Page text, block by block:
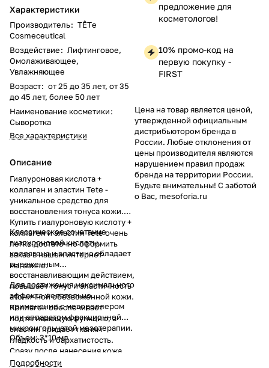
Характеристики
Производитель: TÊTе
Cosmeceutical
Воздействие: Лифтинговое,
Омолаживающее,
Увлажняющее
Возраст: от 25 до 35 лет, от 35
до 45 лет, более 50 лет
Наименование косметики:
Сыворотка
Все характеристики
Описание
Гиалуроновая кислота +
коллаген и эластин Tete -
уникальное средство для
восстановления тонуса кожи.
Купить гиалуроновую кислоту +
коллаген и эластин Tete очень
легко достаточно оформить
заказ в нашем интернет-
магазине.
Классическое сочетание
гиалуроновой кислоты,
коллагена и эластина обладает
выраженным
восстанавливающим действием,
повышает тонус и эластичность
атоничной обезвоженной кожи.
Коллаген обеспечивает
подтягивающую функцию, а
эластин придает тканям
гладкость и бархатистость.
Сразу после нанесения кожа
приобретает свежесть и мягкое
Для достижения максимального
эффекта желательно
применение с мезороллером
или аппаратом фракционной
микроигольчатой мезотерапии.
Объем: 3*10 мл
Подробности
предложение для
косметологов!
10% промо-код на
первую покупку -
FIRST
Цена на товар является ценой,
утвержденной официальным
дистрибьютором бренда в
России. Любые отклонения от
цены производителя являются
нарушением правил продаж
бренда на территории России.
Будьте внимательны! С заботой
о Вас, mesoforia.ru